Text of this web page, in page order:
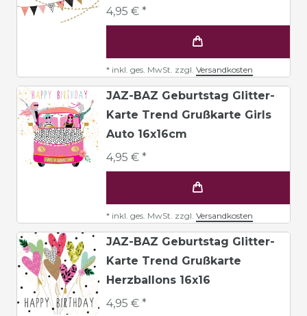
4,95 € *
* inkl. ges. MwSt. zzgl. Versandkosten
JAZ-BAZ Geburtstag Glitter-
Karte Trend Grußkarte Girls
Auto 16x16cm
4,95 € *
* inkl. ges. MwSt. zzgl. Versandkosten
JAZ-BAZ Geburtstag Glitter-
Karte Trend Grußkarte
Herzballons 16x16
4,95 € *